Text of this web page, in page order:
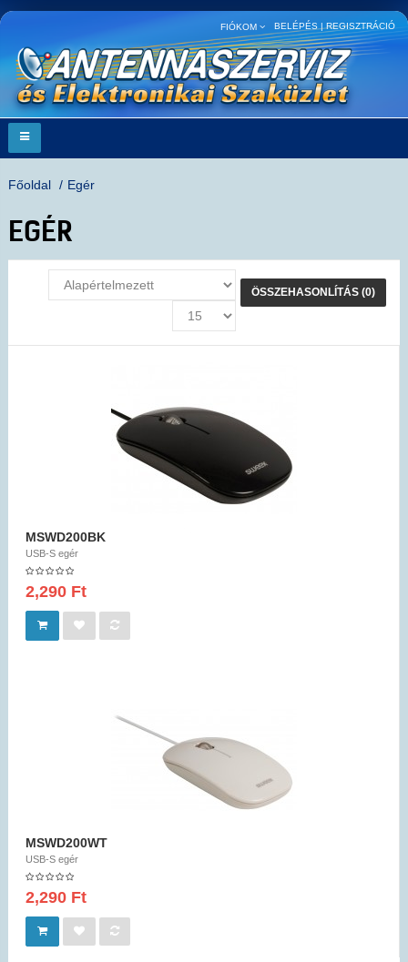
BELÉPÉS |REGISZTRÁCIÓ
FIÓKOM
Főoldal Egér
EGÉR
ÖSSZEHASONLÍTÁS (0)
MSWD200BK
USB-S egér
2,290 Ft
MSWD200WT
USB-S egér
2,290 Ft